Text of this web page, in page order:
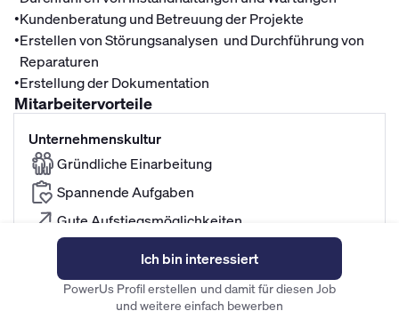
•Kundenberatung und Betreuung der Projekte
•Erstellen von Störungsanalysen und Durchführung von
Reparaturen
•Erstellung der Dokumentation
Mitarbeitervorteile
Unternehmenskultur
Gründliche Einarbeitung
Spannende Aufgaben
Gute Aufstiegsmöglichkeiten
Berufseinsteiger willkommen
Sehr sicherer Job
Ich bin interessiert
PowerUs Profil erstellen und damit für diesen Job
und weitere einfach bewerben